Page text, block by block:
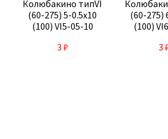
Колюбакино типVI
(60-275) 5-0.5х10
(100) VI5-05-10
3 ₽
(60-275)
(100)
3